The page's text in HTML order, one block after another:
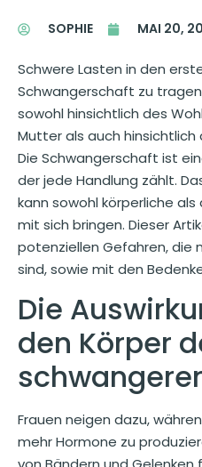
SOPHIE MAI 20,
Schwere Lasten in den
Schwangerschaft zu
sowohl hinsichtlich des
Mutter als auch hinsichtlich
Die Schwangerschaft ist
der jede Handlung zählt.
kann sowohl körperliche
mit sich bringen. Dieser
potenziellen Gefahren, die
sind, sowie mit den
Die
den Körper
Frauen neigen dazu,
mehr Hormone zu